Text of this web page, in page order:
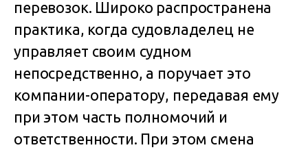
перевозок. Широко распространена
практика, когда судовладелец не
управляет своим судном
непосредственно, а поручает это
компании-оператору, передавая ему
при этом часть полномочий и
ответственности. При этом смена